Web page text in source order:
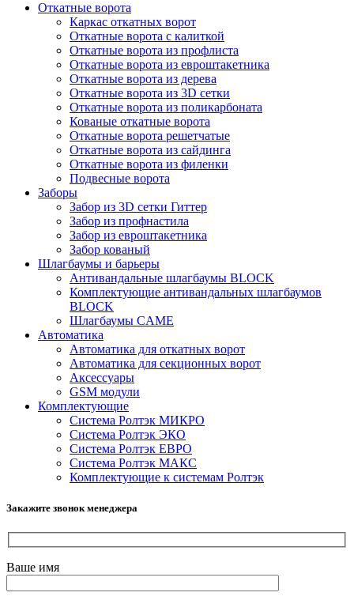
Откатные ворота
Каркас откатных ворот
Откатные ворота с калиткой
Откатные ворота из профлиста
Откатные ворота из евроштакетника
Откатные ворота из дерева
Откатные ворота из 3D сетки
Откатные ворота из поликарбоната
Кованые откатные ворота
Откатные ворота решетчатые
Откатные ворота из сайдинга
Откатные ворота из филенки
Подвесные ворота
Заборы
Забор из 3D сетки Гиттер
Забор из профнастила
Забор из евроштакетника
Забор кованый
Шлагбаумы и барьеры
Антивандальные шлагбаумы BLOCK
Комплектующие антивандальных шлагбаумов
BLOCK
Шлагбаумы CAME
Автоматика
Автоматика для откатных ворот
Автоматика для секционных ворот
Аксессуары
GSM модули
Комплектующие
Система Ролтэк МИКРО
Система Ролтэк ЭКО
Система Ролтэк ЕВРО
Система Ролтэк МАКС
Комплектующие к системам Ролтэк
Закажите звонок менеджера
Ваше имя